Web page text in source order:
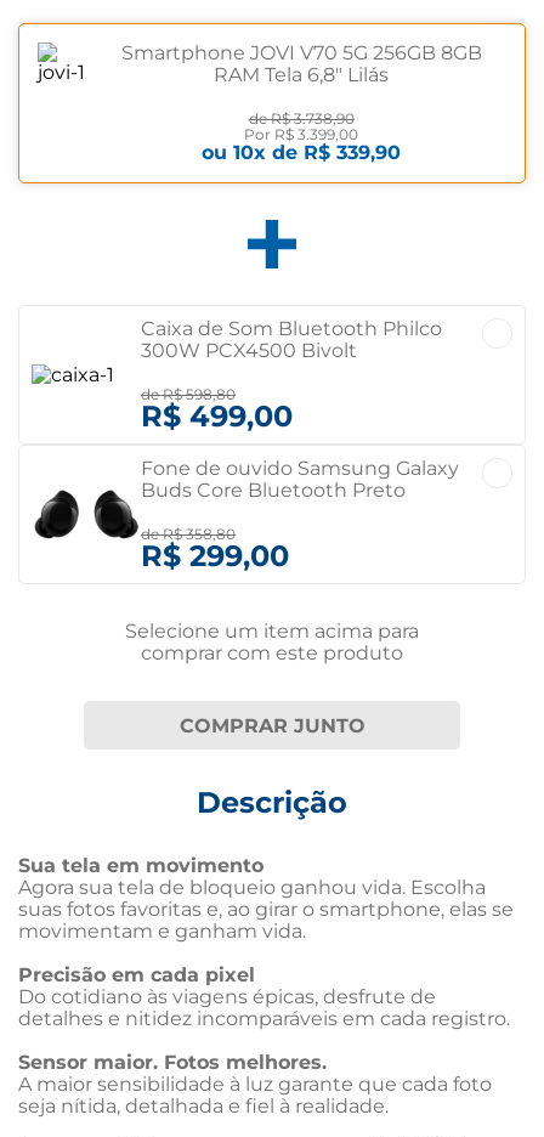
Smartphone JOVI V70 5G 256GB 8GB
RAM Tela 6,8" Lilás
deR$ 3.738,90
Por R$ 3.399,00
ou10x de R$ 339,90
Caixa de Som Bluetooth Philco
300W PCX4500 Bivolt
deR$ 598,80
R$ 499,00
Fone de ouvido Samsung Galaxy
Buds Core Bluetooth Preto
deR$ 358,80
R$ 299,00
Selecione um item acima para
comprar com este produto
COMPRAR JUNTO
Descrição
Sua tela em movimento
Agora sua tela de bloqueio ganhou vida. Escolha
suas fotos favoritas e, ao girar o smartphone, elas se
movimentam e ganham vida.
Precisão em cada pixel
Do cotidiano às viagens épicas, desfrute de
detalhes e nitidez incomparáveis em cada registro.
Sensor maior. Fotos melhores.
A maior sensibilidade à luz garante que cada foto
seja nítida, detalhada e fiel à realidade.